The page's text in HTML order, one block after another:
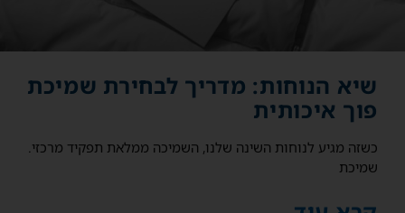
שיא הנוחות: מדריך לבחירת שמיכת
פוך איכותית
כשזה מגיע לנוחות השינה שלנו, השמיכה ממלאת תפקיד מרכזי.
שמיכת